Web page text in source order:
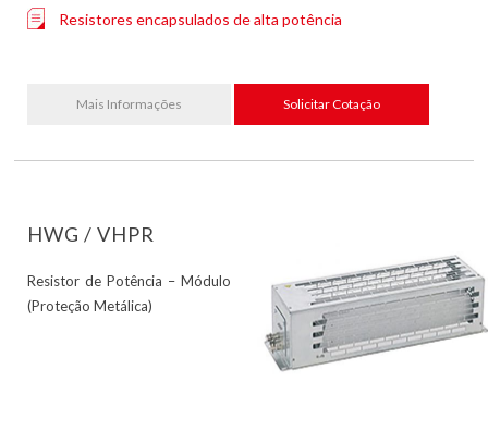
Resistores encapsulados de alta potência
Mais Informações Solicitar Cotação
HWG / VHPR
Resistor de Potência – Módulo
(Proteção Metálica)